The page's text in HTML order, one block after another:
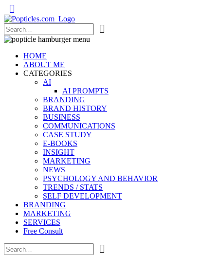
Popticles.com
HOME
ABOUT ME
CATEGORIES
AI
AI PROMPTS
BRANDING
BRAND HISTORY
BUSINESS
COMMUNICATIONS
CASE STUDY
E-BOOKS
INSIGHT
MARKETING
NEWS
PSYCHOLOGY AND BEHAVIOR
TRENDS / STATS
SELF DEVELOPMENT
BRANDING
MARKETING
SERVICES
Free Consult